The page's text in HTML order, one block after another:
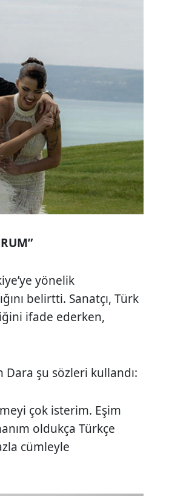
yönelik
belirtti. Sanatçı, Türk
ifade ederken,
Dara şu sözleri kullandı:
çok isterim. Eşim
oldukça Türkçe
cümleyle